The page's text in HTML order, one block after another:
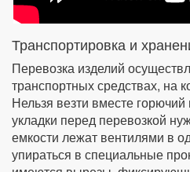
Транспортировка и
Перевозка изделий
транспортных средствах, на
Нельзя везти вместе
укладки перед перевозкой
емкости лежат вентилями в
упираться в специальные